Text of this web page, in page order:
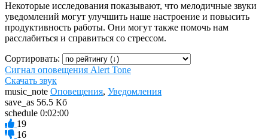
Некоторые исследования показывают, что мелодичные звуки
уведомлений могут улучшить наше настроение и повысить
продуктивность работы. Они могут также помочь нам
расслабиться и справиться со стрессом.
Сортировать:
Сигнал оповещения Alert Tone
Скачать звук
music_note Оповещения, Уведомления
save_as 56.5 Кб
schedule 0:02:00
19
16